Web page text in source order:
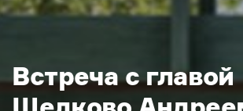
Встреча с главой